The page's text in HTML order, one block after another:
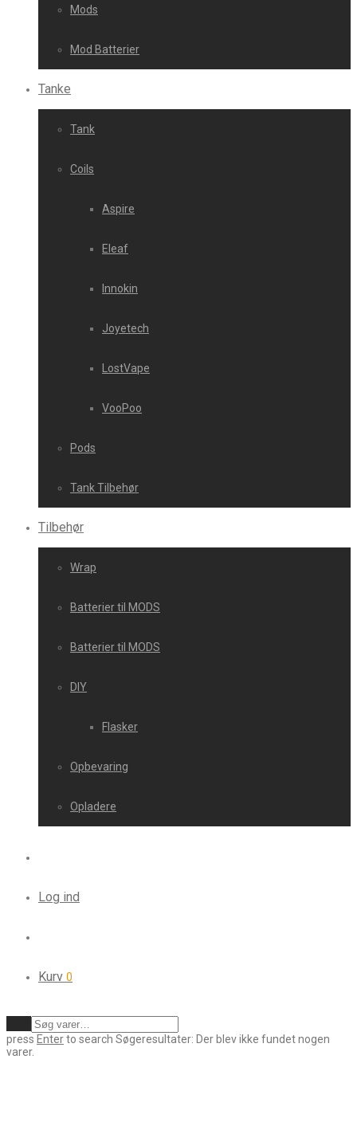
Mods
Mod Batterier
Tanke
Tank
Coils
Aspire
Eleaf
Innokin
Joyetech
LostVape
VooPoo
Pods
Tank Tilbehør
Tilbehør
Wrap
Batterier til MODS
Batterier til MODS
DIY
Flasker
Opbevaring
Opladere
Log ind
Kurv 0
press Enterto search Søgeresultater: Der blev ikke fundet nogen
varer.